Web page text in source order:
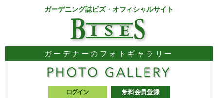
ガーデニング誌ビズ・オフィシャルサイト
ガーデナーのフォトギャラリー